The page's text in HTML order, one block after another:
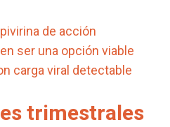
de acción
ser una opción viable
carga viral detectable
trimestrales